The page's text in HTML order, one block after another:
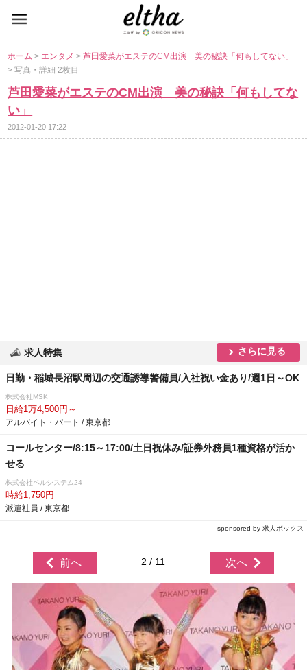
ホーム> エンタメ>芦田愛菜がエステのCM出演 美の秘訣「何もしてない」
> 写真・詳細 2枚目
芦田愛菜がエステのCM出演 美の秘訣「何もしてな
い」
2012-01-20 17:22
求人特集 さらに見る
日勤・稲城長沼駅周辺の交通誘導警備員/入社祝い金あり/週1日～OK
株式会社MSK
日給1万4,500円～
アルバイト・パート / 東京都
コールセンター/8:15～17:00/土日祝休み/証券外務員1種資格が活か
せる
株式会社ベルシステム24
時給1,750円
派遣社員 / 東京都
sponsored by 求人ボックス
前へ 2 / 11 次へ